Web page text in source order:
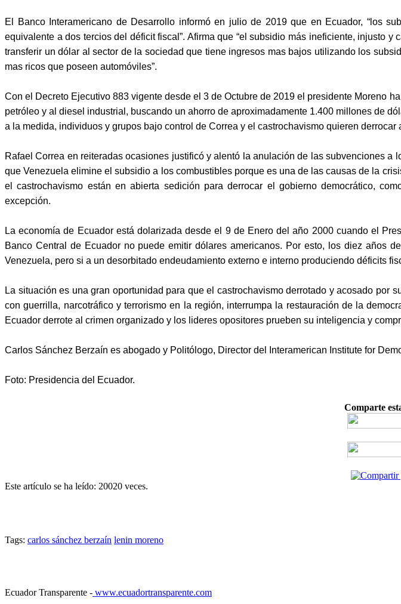
El Banco Interamericano de Desarrollo informó en julio de 2019 que en Ecuador, “los
equivalente a dos tercios del déficit fiscal”. Afirma que “el subsidio más ineficiente, injusto
transferir un dólar al sector de la sociedad que tiene ingresos mas bajos utilizando los
mas ricos que poseen automóviles”.
Con el Decreto Ejecutivo 883 vigente desde el 3 de Octubre de 2019 el presidente Moreno
petróleo y al diesel industrial, buscando un ahorro de aproximadamente 1.400 millones de
a la medida, individuos y grupos bajo control de Correa y el castrochavismo quieren derrocar
Rafael Correa en reiteradas ocasiones justificó y alentó la anulación de las subvenciones
que Venezuela elimine el subsidio a los combustibles porque es una de las causas de la
el castrochavismo están en abierta sedición para derrocar el gobierno democrático,
excepción.
La economía de Ecuador está dolarizada desde el 9 de Enero del año 2000 cuando el
Banco Central de Ecuador no puede emitir dólares americanos. Por esto, los diez años
Venezuela, pero si a un desorbitado endeudamiento externo e interno produciendo déficits
La situación es una gran oportunidad para que el castrochavismo derrotado y acosado
con guerrilla, narcotráfico y terrorismo en la región, interrumpa la restauración de la
Ecuador derrote al crimen organizado y los lideres opositores prueben su inteligencia y
Carlos Sánchez Berzaín es abogado y Politólogo, Director del Interamerican Institute for
Foto: Presidencia del Ecuador.
Comparte
Este artículo se ha leído: 20020 veces.
Tags: carlos sánchez berzaín lenin moreno
Ecuador Transparente - www.ecuadortransparente.com